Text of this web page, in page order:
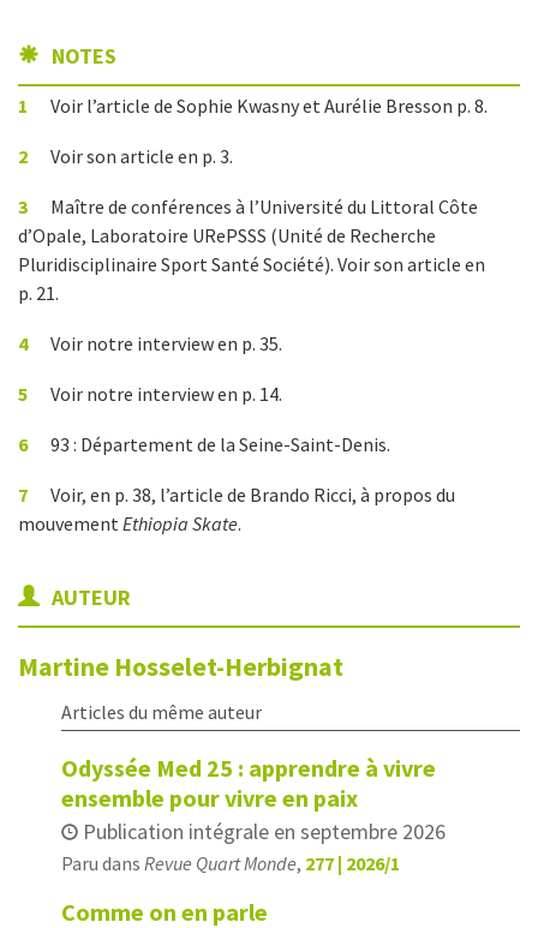
NOTES
1 Voir l’article de Sophie Kwasny et Aurélie Bresson p. 8.
2 Voir son article en p. 3.
3
Maître de conférences à l’Université du Littoral Côte
d’Opale, Laboratoire URePSSS (Unité de Recherche
Pluridisciplinaire Sport Santé Société). Voir son article en
p. 21.
4 Voir notre interview en p. 35.
5 Voir notre interview en p. 14.
6 93 : Département de la Seine-Saint-Denis.
7
Voir, en p. 38, l’article de Brando Ricci, à propos du
mouvementEthiopia Skate.
AUTEUR
Martine Hosselet-Herbignat
Articles du même auteur
Odyssée Med 25 : apprendre à vivre
ensemble pour vivre en paix
Publication intégrale en septembre 2026
Paru dans Revue Quart Monde, 277 | 2026/1
Comme on en parle